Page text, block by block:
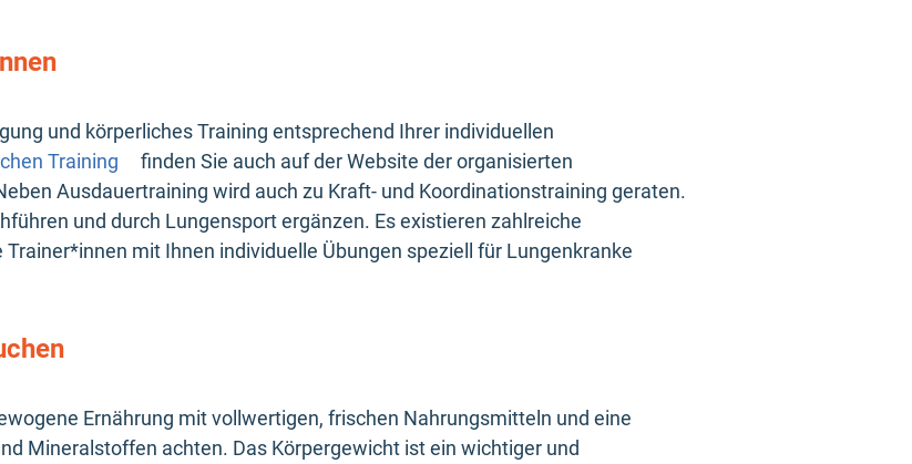
und körperliches Training entsprechend Ihrer individuellen
Training
finden Sie auch auf der Website der organisierten
Ausdauertraining wird auch zu Kraft- und Koordinationstraining geraten.
und durch Lungensport ergänzen. Es existieren zahlreiche
mit Ihnen individuelle Übungen speziell für Lungenkranke
Ernährung mit vollwertigen, frischen Nahrungsmitteln und eine
Mineralstoffen achten. Das Körpergewicht ist ein wichtiger und